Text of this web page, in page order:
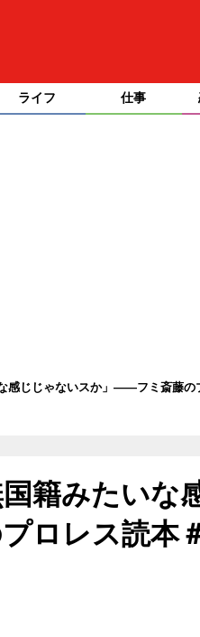
ライフ 仕事
感じじゃないスか」――フミ斎藤の
籍みたいな
ロレス読本